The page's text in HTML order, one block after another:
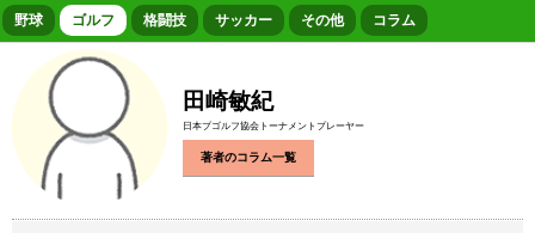
ボートレース 競輪 オートレース
野球 ゴルフ 格闘技 サッカー その他 コラム
田崎敏紀
日本プゴルフ協会トーナメントプレーヤー
著者のコラム一覧